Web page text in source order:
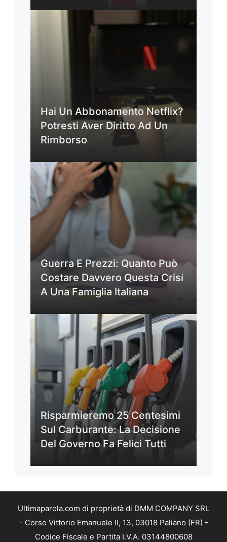
Hai Un Abbonamento Netflix?
Potresti Aver Diritto Ad Un
Rimborso
Guerra E Prezzi: Quanto Può
Costare Davvero Questa Crisi
A Una Famiglia Italiana
Risparmieremo 25 Centesimi
Sul Carburante: La Decisione
Del Governo Fa Felici Tutti
Ultimaparola.com di proprietà di DMM COMPANY SRL
- Corso Vittorio Emanuele II, 13, 03018 Paliano (FR) -
Codice Fiscale e Partita I.V.A. 03144800608